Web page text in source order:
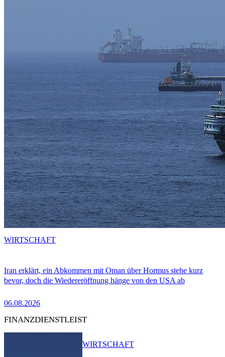
Iran erklärt, ein Abkommen mit Oman über Hormus stehe kurz
bevor, doch die Wiedereröffnung hänge von den USA ab
06.08.2026
WIRTSCHAFT
FINANZDIENSTLEIST
WIRTSCHAFT